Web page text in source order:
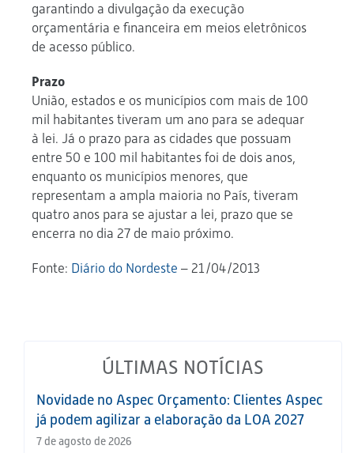
garantindo a divulgação da execução
orçamentária e financeira em meios eletrônicos
de acesso público.
Prazo
União, estados e os municípios com mais de 100
mil habitantes tiveram um ano para se adequar
à lei. Já o prazo para as cidades que possuam
entre 50 e 100 mil habitantes foi de dois anos,
enquanto os municípios menores, que
representam a ampla maioria no País, tiveram
quatro anos para se ajustar a lei, prazo que se
encerra no dia 27 de maio próximo.
Fonte: Diário do Nordeste – 21/04/2013
ÚLTIMAS NOTÍCIAS
Novidade no Aspec Orçamento: Clientes Aspec
já podem agilizar a elaboração da LOA 2027
7 de agosto de 2026